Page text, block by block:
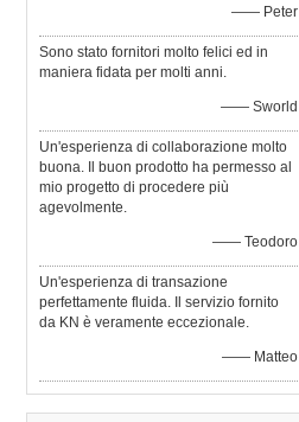
—— Peter
Sono stato fornitori molto felici ed in
maniera fidata per molti anni.
—— Sworld
Un'esperienza di collaborazione molto
buona. Il buon prodotto ha permesso al
mio progetto di procedere più
agevolmente.
—— Teodoro
Un'esperienza di transazione
perfettamente fluida. Il servizio fornito
da KN è veramente eccezionale.
—— Matteo